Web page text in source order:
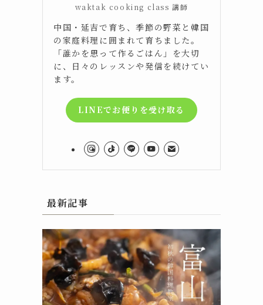
waktak cooking class 講師
中国・延吉で育ち、季節の野菜と韓国
の家庭料理に囲まれて育ちました。
「誰かを思って作るごはん」を大切
に、日々のレッスンや発信を続けてい
ます。
LINEでお便りを受け取る
最新記事